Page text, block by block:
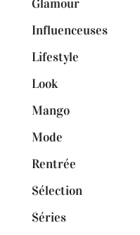
Glamour
Influenceuses
Lifestyle
Look
Mango
Mode
Rentrée
Sélection
Séries